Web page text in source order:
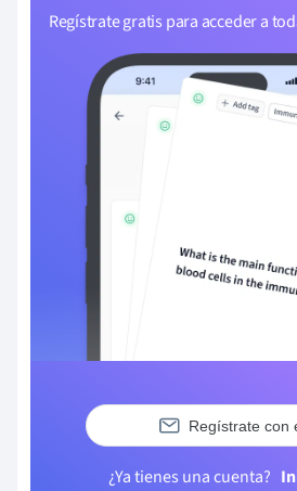
Regístrate gratis para acceder a
Regístrate con
¿Ya tienes una cuenta?